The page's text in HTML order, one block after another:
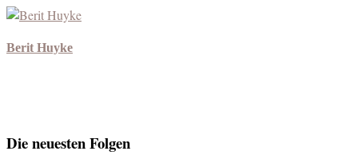
Berit Huyke
Die neuesten Folgen